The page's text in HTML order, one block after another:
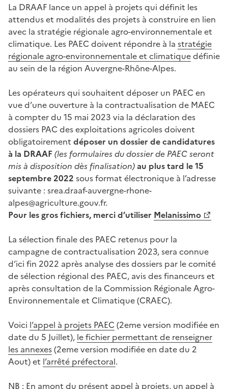
La DRAAF lance un appel à projets qui définit les
attendus et modalités des projets à construire en lien
avec la stratégie régionale agro-environnementale et
climatique. Les PAEC doivent répondre à la stratégie
régionale agro-environnementale et climatiquedéfinie
au sein de la région Auvergne-Rhône-Alpes.
Les opérateurs qui souhaitent déposer un PAEC en
vue d’une ouverture à la contractualisation de MAEC
à compter du 15 mai 2023 via la déclaration des
dossiers PAC des exploitations agricoles doivent
obligatoirement déposer un dossier de candidatures
à la DRAAF(les formulaires du dossier de PAEC seront
mis à disposition dès finalisation)au plus tard le 15
septembre 2022 sous format électronique à l’adresse
suivante : srea.draaf-auvergne-rhone-
alpes@agriculture.gouv.fr.
Pour les gros fichiers, merci d’utiliser Melanissimo
La sélection finale des PAEC retenus pour la
campagne de contractualisation 2023, sera connue
d’ici fin 2022 après analyse des dossiers par le comité
de sélection régional des PAEC, avis des financeurs et
après consultation de la Commission Régionale Agro-
Environnementale et Climatique (CRAEC).
Voici l’appel à projets PAEC(2eme version modifiée en
date du 5 Juillet), le fichier permettant de renseigner
les annexes(2eme version modifiée en date du 2
Aout) et l’arrêté préfectoral.
NB : En amont du présent appel à projets, un appel à